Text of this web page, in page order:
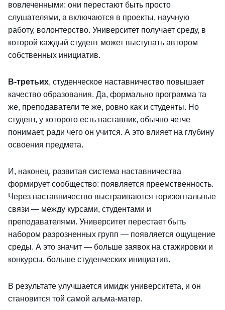
вовлеченными: они перестают быть просто
слушателями, а включаются в проекты, научную
работу, волонтерство. Университет получает среду, в
которой каждый студент может выступать автором
собственных инициатив.
В-третьих, студенческое наставничество повышает
качество образования. Да, формально программа та
же, преподаватели те же, ровно как и студенты. Но
студент, у которого есть наставник, обычно четче
понимает, ради чего он учится. А это влияет на глубину
освоения предмета.
И, наконец, развитая система наставничества
формирует сообщество: появляется преемственность.
Через наставничество выстраиваются горизонтальные
связи — между курсами, студентами и
преподавателями. Университет перестает быть
набором разрозненных групп — появляется ощущение
среды. А это значит — больше заявок на стажировки и
конкурсы, больше студенческих инициатив.
В результате улучшается имидж университета, и он
становится той самой альма-матер.